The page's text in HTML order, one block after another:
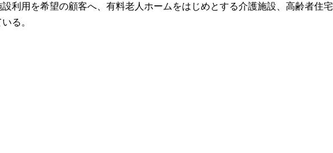
設利用 を希望の顧客へ、有料老人ホームをはじめとする介護施設、高齢者住宅
る。